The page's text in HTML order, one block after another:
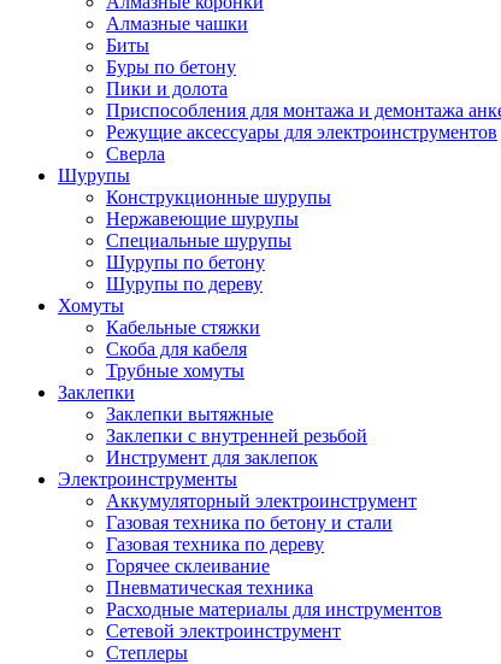
Алмазные чашки
Биты
Буры по бетону
Пики и долота
Приспособления для монтажа и демонтажа
Режущие аксессуары для электроинструментов
Сверла
Шурупы
Конструкционные шурупы
Нержавеющие шурупы
Специальные шурупы
Шурупы по бетону
Шурупы по дереву
Хомуты
Кабельные стяжки
Скоба для кабеля
Трубные хомуты
Заклепки
Заклепки вытяжные
Заклепки с внутренней резьбой
Инструмент для заклепок
Электроинструменты
Аккумуляторный электроинструмент
Газовая техника по бетону и стали
Газовая техника по дереву
Горячее склеивание
Пневматическая техника
Расходные материалы для инструментов
Сетевой электроинструмент
Степлеры